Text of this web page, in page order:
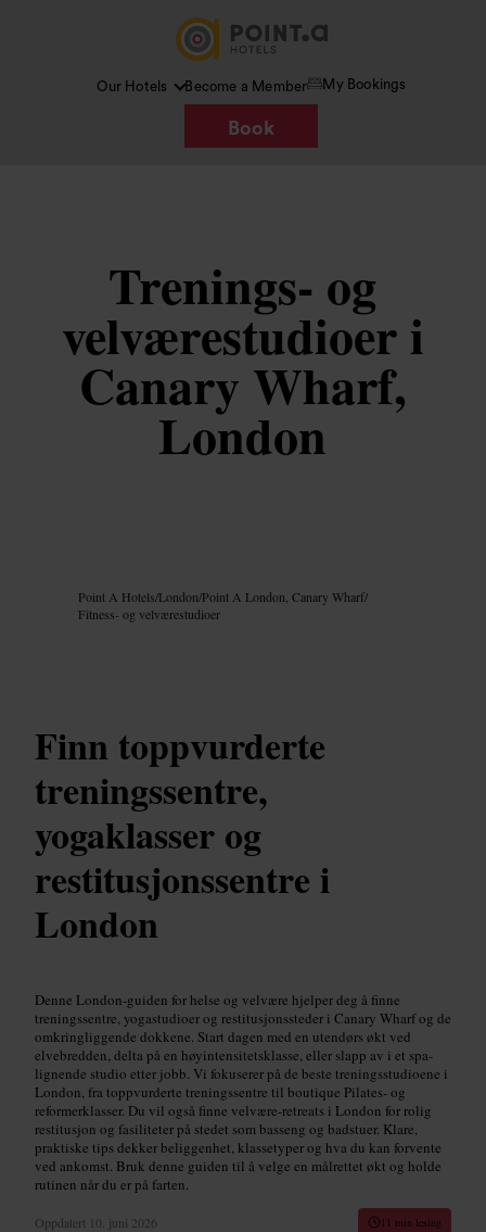
Our Hotels Become a Member My Bookings
Book
Trenings- og
velværestudioer i
Canary Wharf,
London
Point A Hotels/London/Point A London, Canary Wharf/
Fitness- og velværestudioer
Finn toppvurderte
treningssentre,
yogaklasser og
restitusjonssentre i
London
Denne London-guiden for helse og velvære hjelper deg å finne
treningssentre, yogastudioer og restitusjonssteder i Canary Wharf og de
omkringliggende dokkene. Start dagen med en utendørs økt ved
elvebredden, delta på en høyintensitetsklasse, eller slapp av i et spa-
lignende studio etter jobb. Vi fokuserer på de beste treningsstudioene i
London, fra toppvurderte treningssentre til boutique Pilates- og
reformerklasser. Du vil også finne velvære-retreats i London for rolig
restitusjon og fasiliteter på stedet som basseng og badstuer. Klare,
praktiske tips dekker beliggenhet, klassetyper og hva du kan forvente
ved ankomst. Bruk denne guiden til å velge en målrettet økt og holde
rutinen når du er på farten.
Oppdatert 10. juni 2026 11 min lesing